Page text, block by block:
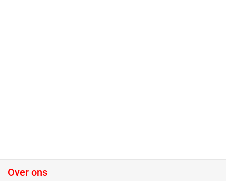
Over ons